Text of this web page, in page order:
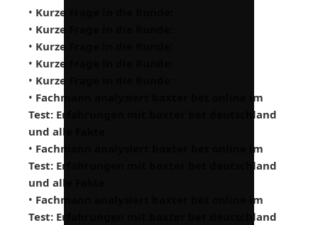
• Kurze Frage in die Runde:
• Kurze Frage in die Runde:
• Kurze Frage in die Runde:
• Kurze Frage in die Runde:
• Kurze Frage in die Runde:
• Fachmann analysiert baxter bet online im
Test: Erfahrungen mit baxter bet deutschland
und alle Fakte
• Fachmann analysiert baxter bet online im
Test: Erfahrungen mit baxter bet deutschland
und alle Fakte
• Fachmann analysiert baxter bet online im
Test: Erfahrungen mit baxter bet deutschland